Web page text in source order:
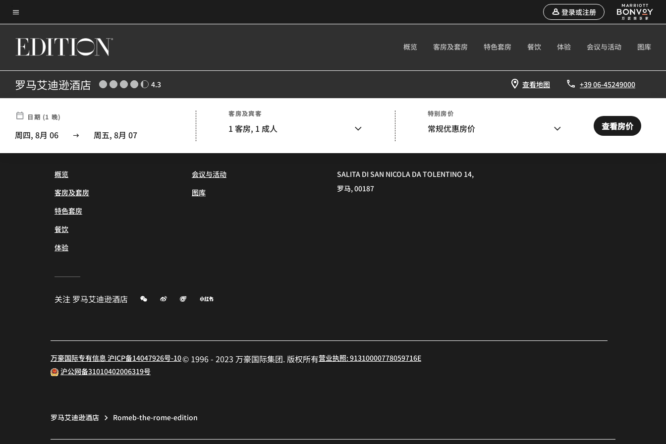
Skip
to
main
content
菜单文本
登录或注册
概览 客房及套房 特色套房 餐饮 体验 会议与活动 图库
罗马艾迪逊酒店 4.3 查看地图 +39 06-45249000
日期 (1 晚)
周四, 8月 06 周五, 8月 07
客房及宾客
1 客房, 1 成人
特别房价
常规优惠房价 查看房价
The Rome EDITION(SM)
概览
客房及套房
特色套房
餐饮
体验
会议与活动
图库
SALITA DI SAN NICOLA DA TOLENTINO 14,
罗马, 00187
关注 罗马艾迪逊酒店 微信 微博 飞猪 小红书
万豪国际专有信息 沪ICP备14047926号-10© 1996 - 2023 万豪国际集团. 版权所有营业执照: 91310000778059716E
沪公网备31010402006319号
罗马艾迪逊酒店 Romeb-the-rome-edition